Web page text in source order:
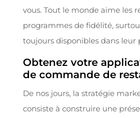
vous. Tout le monde aime les
programmes de fidélité,
toujours disponibles dans leur
Obtenez votre
de commande de
De nos jours, la stratégie
consiste à construire une